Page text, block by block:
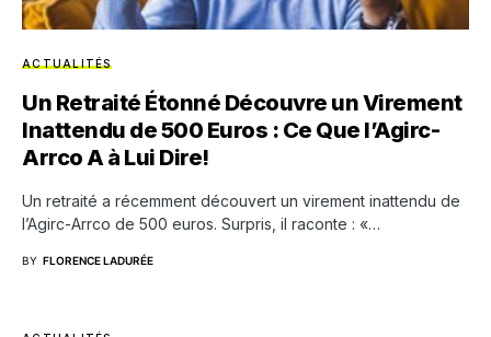
ACTUALITÉS
Un Retraité Étonné Découvre un Virement
Inattendu de 500 Euros : Ce Que l’Agirc-
Arrco A à Lui Dire!
Un retraité a récemment découvert un virement inattendu de
l’Agirc-Arrco de 500 euros. Surpris, il raconte : «…
BY FLORENCE LADURÉE